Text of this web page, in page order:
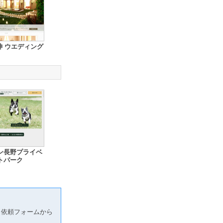
ウエディング
長野プライベ
パーク
頼フォームから